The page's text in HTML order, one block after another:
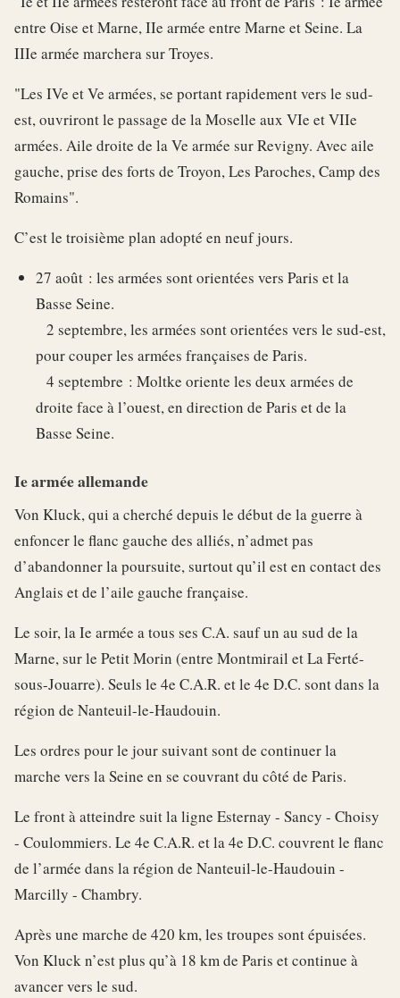
entre Oise et Marne, IIe armée entre Marne et Seine. La
IIIe armée marchera sur Troyes.
"Les IVe et Ve armées, se portant rapidement vers le sud-
est, ouvriront le passage de la Moselle aux VIe et VIIe
armées. Aile droite de la Ve armée sur Revigny. Avec aile
gauche, prise des forts de Troyon, Les Paroches, Camp des
Romains".
C’est le troisième plan adopté en neuf jours.
27 août : les armées sont orientées vers Paris et la
Basse Seine.
2 septembre, les armées sont orientées vers le sud-est,
pour couper les armées françaises de Paris.
4 septembre : Moltke oriente les deux armées de
droite face à l’ouest, en direction de Paris et de la
Basse Seine.
Ie armée allemande
Von Kluck, qui a cherché depuis le début de la guerre à
enfoncer le flanc gauche des alliés, n’admet pas
d’abandonner la poursuite, surtout qu’il est en contact des
Anglais et de l’aile gauche française.
Le soir, la Ie armée a tous ses C.A. sauf un au sud de la
Marne, sur le Petit Morin (entre Montmirail et La Ferté-
sous-Jouarre). Seuls le 4e C.A.R. et le 4e D.C. sont dans la
région de Nanteuil-le-Haudouin.
Les ordres pour le jour suivant sont de continuer la
marche vers la Seine en se couvrant du côté de Paris.
Le front à atteindre suit la ligne Esternay - Sancy - Choisy
- Coulommiers. Le 4e C.A.R. et la 4e D.C. couvrent le flanc
de l’armée dans la région de Nanteuil-le-Haudouin -
Marcilly - Chambry.
Après une marche de 420 km, les troupes sont épuisées.
Von Kluck n’est plus qu’à 18 km de Paris et continue à
avancer vers le sud.